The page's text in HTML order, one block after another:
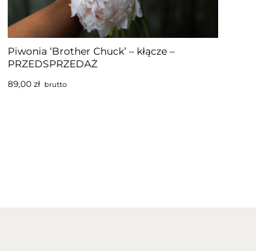
NIEDOSTĘPNY
Piwonia ‘Brother Chuck’ – kłącze –
PRZEDSPRZEDAŻ
89,00 złbrutto